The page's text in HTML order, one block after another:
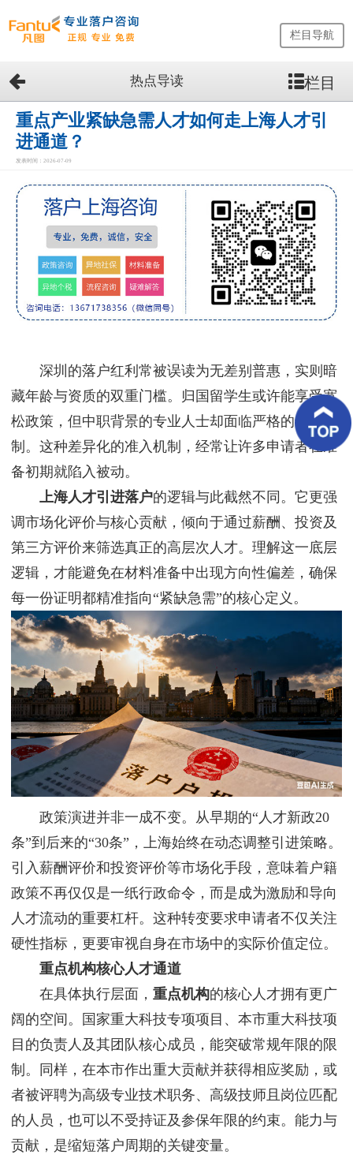
网
站
首
页
留
生
务
优
案
客
好
新
闻
资
讯
联
系
我
们
栏目导航
热点导读 栏目
重点产业紧缺急需人才如何走上海人才引
进通道？
发表时间：2026-07-09
深圳的落户红利常被误读为无差别普惠，实则暗
藏年龄与资质的双重门槛。归国留学生或许能享受宽
松政策，但中职背景的专业人士却面临严格的年龄限
制。这种差异化的准入机制，经常让许多申请者在准
备初期就陷入被动。
上海人才引进落户的逻辑与此截然不同。它更强
调市场化评价与核心贡献，倾向于通过薪酬、投资及
第三方评价来筛选真正的高层次人才。理解这一底层
逻辑，才能避免在材料准备中出现方向性偏差，确保
每一份证明都精准指向“紧缺急需”的核心定义。
政策演进并非一成不变。从早期的“人才新政20
条”到后来的“30条”，上海始终在动态调整引进策略。
引入薪酬评价和投资评价等市场化手段，意味着户籍
政策不再仅仅是一纸行政命令，而是成为激励和导向
人才流动的重要杠杆。这种转变要求申请者不仅关注
硬性指标，更要审视自身在市场中的实际价值定位。
重点机构核心人才通道
在具体执行层面， 重点机构的核心人才拥有更广
阔的空间。国家重大科技专项项目、本市重大科技项
目的负责人及其团队核心成员，能突破常规年限的限
制。同样，在本市作出重大贡献并获得相应奖励，或
者被评聘为高级专业技术职务、高级技师且岗位匹配
的人员，也可以不受持证及参保年限的约束。能力与
贡献，是缩短落户周期的关键变量。